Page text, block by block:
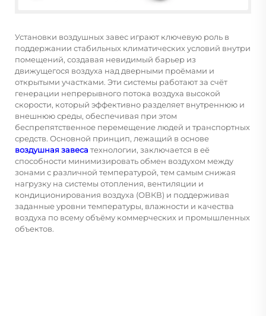
Установки воздушных завес играют ключевую роль в
поддержании стабильных климатических условий внутри
помещений, создавая невидимый барьер из
движущегося воздуха над дверными проёмами и
открытыми участками. Эти системы работают за счёт
генерации непрерывного потока воздуха высокой
скорости, который эффективно разделяет внутреннюю и
внешнюю среды, обеспечивая при этом
беспрепятственное перемещение людей и транспортных
средств. Основной принцип, лежащий в основе
воздушная завеса технологии, заключается в её
способности минимизировать обмен воздухом между
зонами с различной температурой, тем самым снижая
нагрузку на системы отопления, вентиляции и
кондиционирования воздуха (ОВКВ) и поддерживая
заданные уровни температуры, влажности и качества
воздуха по всему объёму коммерческих и промышленных
объектов.